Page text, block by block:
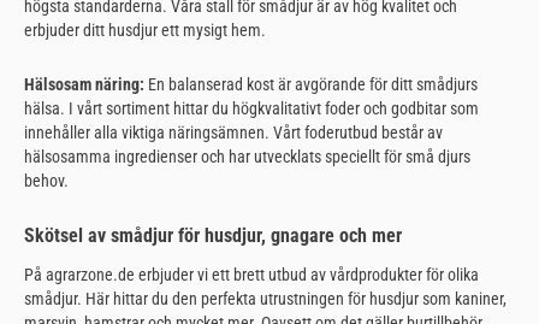
högsta standarderna. Våra stall för smådjur är av hög kvalitet och
erbjuder ditt husdjur ett mysigt hem.
Hälsosam näring: En balanserad kost är avgörande för ditt smådjurs
hälsa. I vårt sortiment hittar du högkvalitativt foder och godbitar som
innehåller alla viktiga näringsämnen. Vårt foderutbud består av
hälsosamma ingredienser och har utvecklats speciellt för små djurs
behov.
Skötsel av smådjur för husdjur, gnagare och mer
På agrarzone.de erbjuder vi ett brett utbud av vårdprodukter för olika
smådjur. Här hittar du den perfekta utrustningen för husdjur som kaniner,